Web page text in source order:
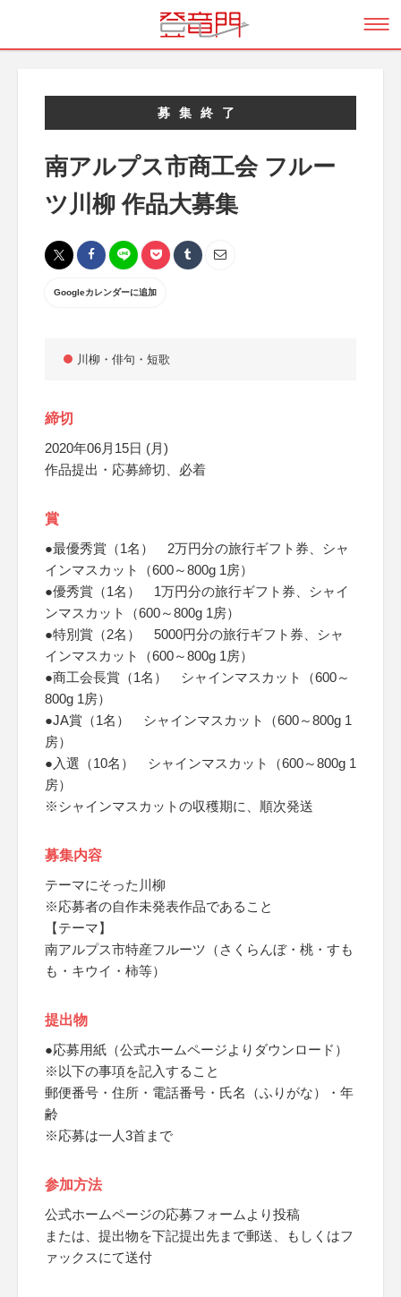
募集終了
南アルプス市商工会 フルー
ツ川柳 作品大募集
Googleカレンダーに追加
川柳・俳句・短歌
締切
2020年06月15日 (月)
作品提出・応募締切、必着
賞
●最優秀賞（1名） 2万円分の旅行ギフト券、シャ
インマスカット（600～800g 1房）
●優秀賞（1名） 1万円分の旅行ギフト券、シャイ
ンマスカット（600～800g 1房）
●特別賞（2名） 5000円分の旅行ギフト券、シャ
インマスカット（600～800g 1房）
●商工会長賞（1名） シャインマスカット（600～
800g 1房）
●JA賞（1名） シャインマスカット（600～800g 1
房）
●入選（10名） シャインマスカット（600～800g 1
房）
※シャインマスカットの収穫期に、順次発送
募集内容
テーマにそった川柳
※応募者の自作未発表作品であること
【テーマ】
南アルプス市特産フルーツ（さくらんぼ・桃・すも
も・キウイ・柿等）
提出物
●応募用紙（公式ホームページよりダウンロード）
※以下の事項を記入すること
郵便番号・住所・電話番号・氏名（ふりがな）・年
齢
※応募は一人3首まで
参加方法
公式ホームページの応募フォームより投稿
または、提出物を下記提出先まで郵送、もしくはフ
ァックスにて送付